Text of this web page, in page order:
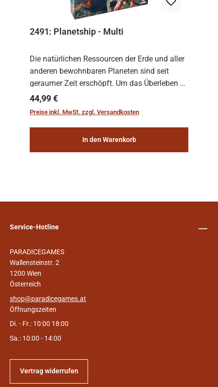
2491: Planetship - Multi
Die natürlichen Ressourcen der Erde und aller
anderen bewohnbaren Planeten sind seit
geraumer Zeit erschöpft. Um das Überleben zu
sichern, wurden die sogenannten
„Weltenschiffe“ gebaut. Auf diesen
Regulärer Preis:
44,99 €
Preise inkl. MwSt. zzgl. Versandkosten
In den Warenkorb
Service-Hotline
PARADICEGAMES
Wallensteinstr. 2
1200 Wien
Österreich
shop@paradicegames.at
Öffnungszeiten
Di. - Fr.: 10:00 18:00
Sa.: 10:00 - 14:00
Vertrag widerrufen